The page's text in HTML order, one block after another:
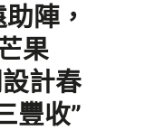
陣，
果
計春
豐收”